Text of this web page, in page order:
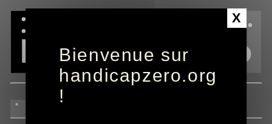
X
Bienvenue sur
handicapzero.org
!